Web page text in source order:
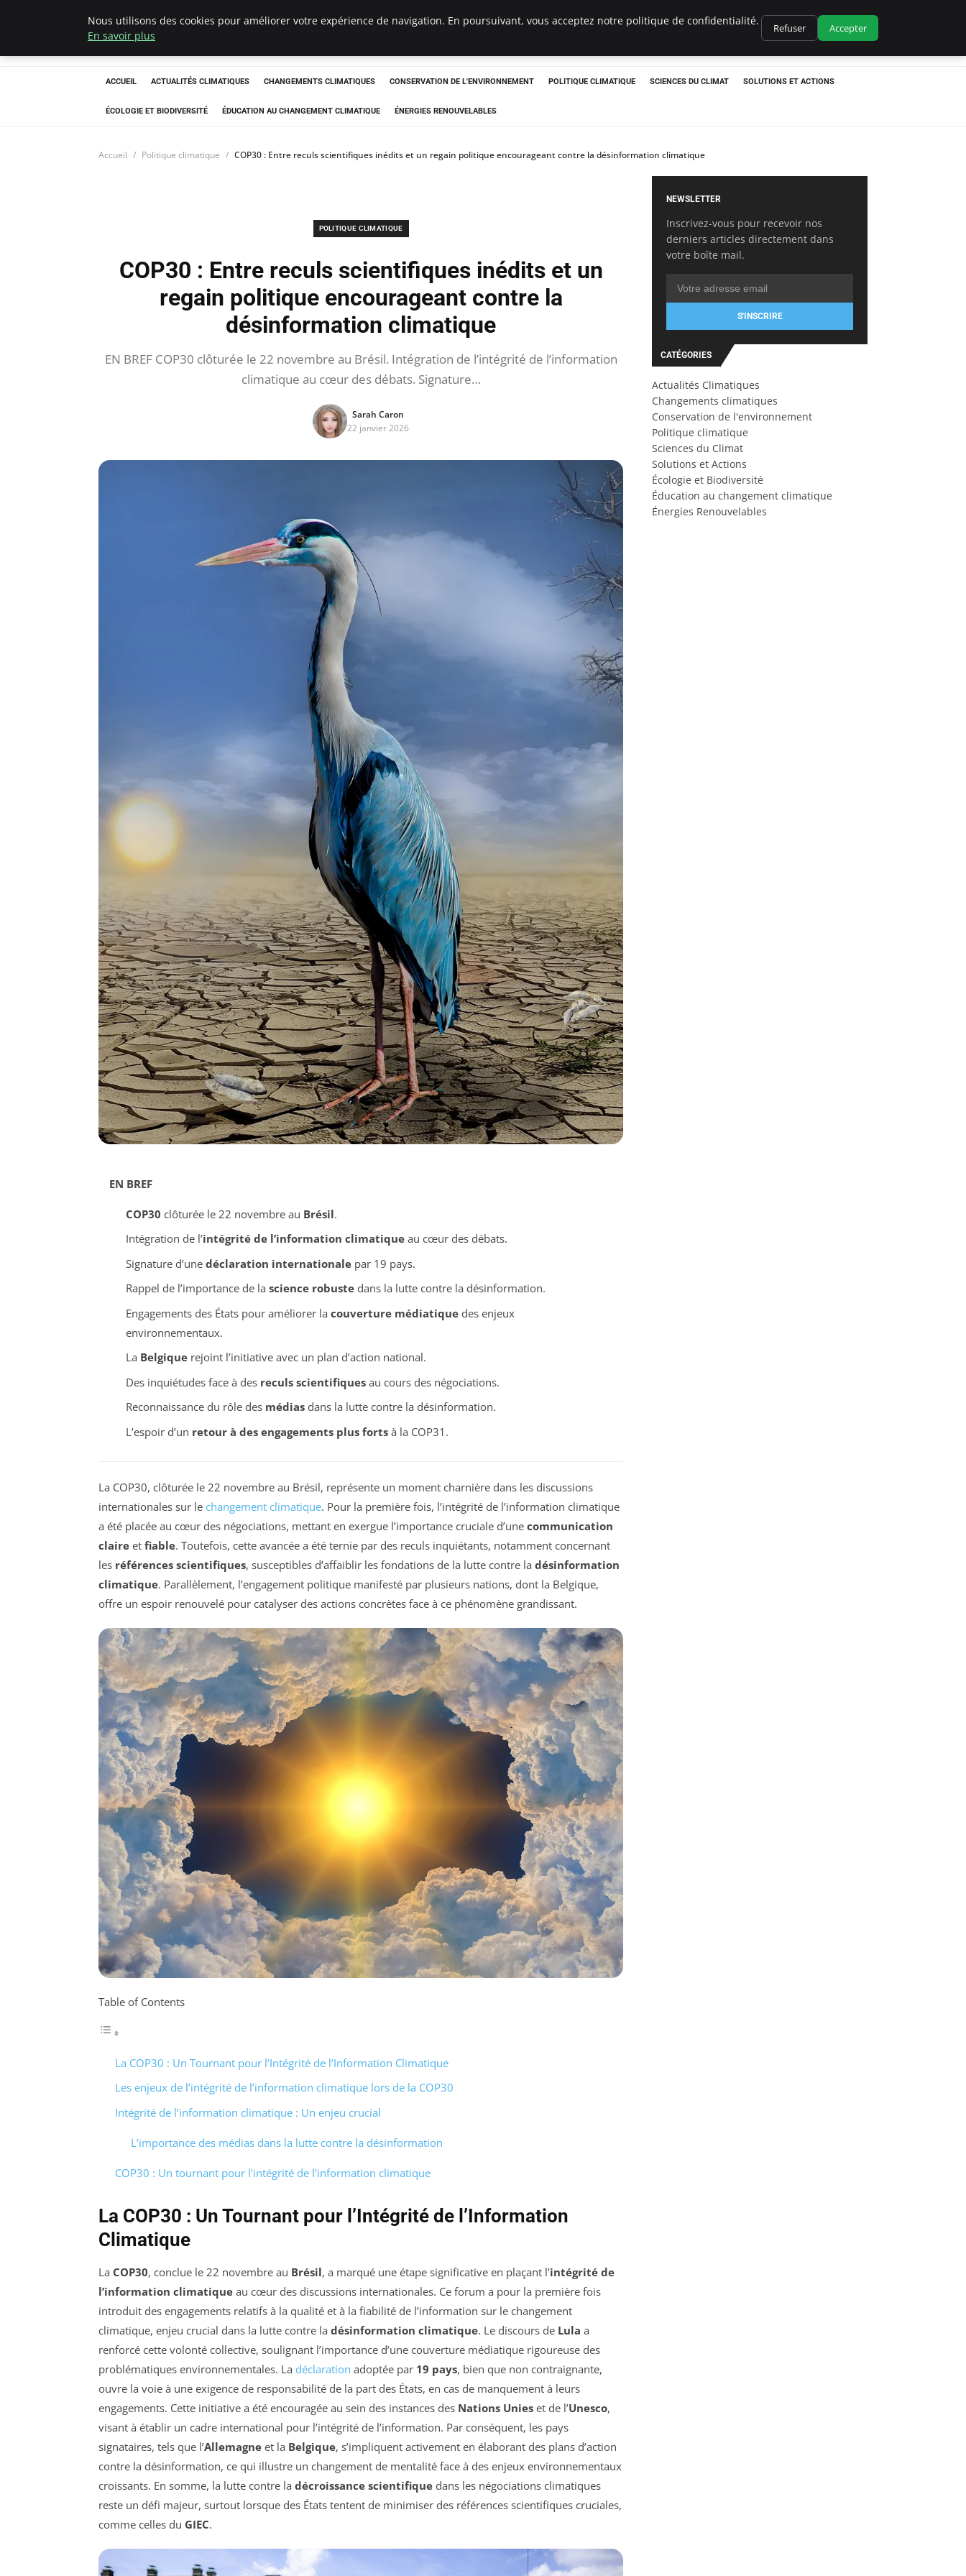
Climatedebtagents
ACCUEIL ACTUALITÉS CLIMATIQUES CHANGEMENTS CLIMATIQUES CONSERVATION DE L'ENVIRONNEMENT POLITIQUE CLIMATIQUE SCIENCES DU CLIMAT SOLUTIONS ET ACTIONS
ÉCOLOGIE ET BIODIVERSITÉ ÉDUCATION AU CHANGEMENT CLIMATIQUE ÉNERGIES RENOUVELABLES
Accueil Politique climatique COP30 : Entre reculs scientifiques inédits et un regain politique encourageant contre la désinformation climatique
POLITIQUE CLIMATIQUE
COP30 : Entre reculs scientifiques inédits et un
regain politique encourageant contre la
désinformation climatique
EN BREF COP30 clôturée le 22 novembre au Brésil. Intégration de l’intégrité de l’information
climatique au cœur des débats. Signature…
Sarah Caron
22 janvier 2026
EN BREF
COP30 clôturée le 22 novembre au Brésil.
Intégration de l’intégrité de l’information climatiqueau cœur des débats.
Signature d’une déclaration internationalepar 19 pays.
Rappel de l’importance de la science robustedans la lutte contre la désinformation.
Engagements des États pour améliorer la couverture médiatiquedes enjeux
environnementaux.
La Belgiquerejoint l’initiative avec un plan d’action national.
Des inquiétudes face à des reculs scientifiquesau cours des négociations.
Reconnaissance du rôle des médiasdans la lutte contre la désinformation.
L’espoir d’un retour à des engagements plus fortsà la COP31.
La COP30, clôturée le 22 novembre au Brésil, représente un moment charnière dans les discussions
internationales sur le changement climatique. Pour la première fois, l’intégrité de l’information climatique
a été placée au cœur des négociations, mettant en exergue l’importance cruciale d’une communication
claire et fiable. Toutefois, cette avancée a été ternie par des reculs inquiétants, notamment concernant
les références scientifiques, susceptibles d’affaiblir les fondations de la lutte contre la désinformation
climatique. Parallèlement, l’engagement politique manifesté par plusieurs nations, dont la Belgique,
offre un espoir renouvelé pour catalyser des actions concrètes face à ce phénomène grandissant.
Table of Contents
La COP30 : Un Tournant pour l’Intégrité de l’Information Climatique
Les enjeux de l’intégrité de l’information climatique lors de la COP30
Intégrité de l’information climatique : Un enjeu crucial
L’importance des médias dans la lutte contre la désinformation
COP30 : Un tournant pour l’intégrité de l’information climatique
La COP30 : Un Tournant pour l’Intégrité de l’Information
Climatique
La COP30, conclue le 22 novembre au Brésil, a marqué une étape significative en plaçant l’intégrité de
l’information climatique au cœur des discussions internationales. Ce forum a pour la première fois
introduit des engagements relatifs à la qualité et à la fiabilité de l’information sur le changement
climatique, enjeu crucial dans la lutte contre la désinformation climatique. Le discours de Lula a
renforcé cette volonté collective, soulignant l’importance d’une couverture médiatique rigoureuse des
problématiques environnementales. La déclaration adoptée par 19 pays, bien que non contraignante,
ouvre la voie à une exigence de responsabilité de la part des États, en cas de manquement à leurs
engagements. Cette initiative a été encouragée au sein des instances des Nations Unies et de l’Unesco,
visant à établir un cadre international pour l’intégrité de l’information. Par conséquent, les pays
signataires, tels que l’Allemagne et la Belgique, s’impliquent activement en élaborant des plans d’action
contre la désinformation, ce qui illustre un changement de mentalité face à des enjeux environnementaux
croissants. En somme, la lutte contre la décroissance scientifique dans les négociations climatiques
reste un défi majeur, surtout lorsque des États tentent de minimiser des références scientifiques cruciales,
comme celles du GIEC.
NEWSLETTER
Inscrivez-vous pour recevoir nos
derniers articles directement dans
votre boîte mail.
S'INSCRIRE
CATÉGORIES
Actualités Climatiques
Changements climatiques
Conservation de l'environnement
Politique climatique
Sciences du Climat
Solutions et Actions
Écologie et Biodiversité
Éducation au changement climatique
Énergies Renouvelables
Nous utilisons des cookies pour améliorer votre expérience de navigation. En poursuivant, vous acceptez notre politique de confidentialité.
En savoir plus
Refuser Accepter